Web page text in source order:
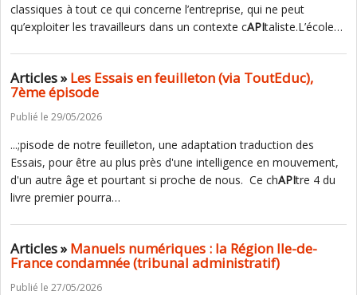
classiques à tout ce qui concerne l’entreprise, qui ne peut
qu’exploiter les travailleurs dans un contexte cAPItaliste.L’école…
Articles »Les Essais en feuilleton (via ToutEduc),
7ème épisode
Publié le 29/05/2026
...;pisode de notre feuilleton, une adaptation traduction des
Essais, pour être au plus près d'une intelligence en mouvement,
d'un autre âge et pourtant si proche de nous. Ce chAPItre 4 du
livre premier pourra…
Articles »Manuels numériques : la Région Ile-de-
France condamnée (tribunal administratif)
Publié le 27/05/2026